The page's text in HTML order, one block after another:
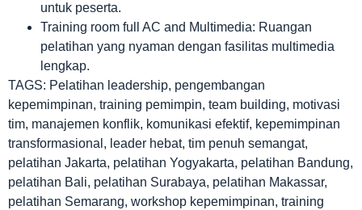
untuk peserta.
Training room full AC and Multimedia: Ruangan
pelatihan yang nyaman dengan fasilitas multimedia
lengkap.
TAGS: Pelatihan leadership, pengembangan
kepemimpinan, training pemimpin, team building, motivasi
tim, manajemen konflik, komunikasi efektif, kepemimpinan
transformasional, leader hebat, tim penuh semangat,
pelatihan Jakarta, pelatihan Yogyakarta, pelatihan Bandung,
pelatihan Bali, pelatihan Surabaya, pelatihan Makassar,
pelatihan Semarang, workshop kepemimpinan, training